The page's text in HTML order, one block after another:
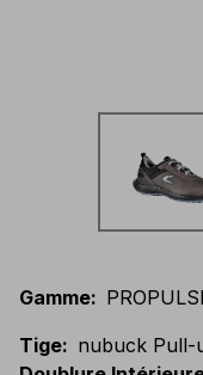
Gamme:
Tige: nubuck Pull-